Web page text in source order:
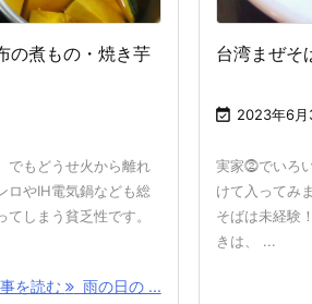
の煮もの・焼き芋
でもどうせ火から離れ
ロやIH電気鍋なども総
しまう貧乏性です。
を読む 雨の日の ...
台湾まぜそ
 2023年6月
実家⓶でいろ
けて入ってみ
そばは未経験
きは、 ...